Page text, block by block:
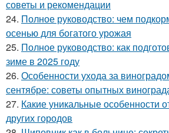
советы и рекомендации
24. Полное руководство: чем
осенью для богатого урожая
25. Полное руководство: как
зиме в 2025 году
26. Особенности ухода за
сентябре: советы опытных
27. Какие уникальные особенности
других городов